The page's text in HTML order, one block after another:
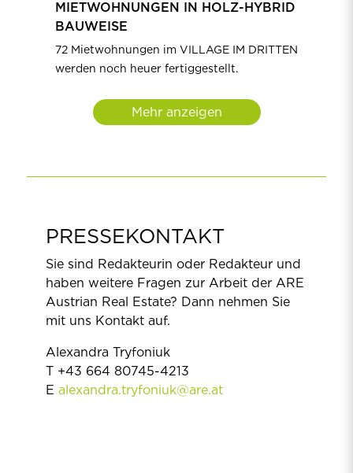
MIETWOHNUNGEN IN HOLZ-HYBRID
BAUWEISE
72 Mietwohnungen im VILLAGE IM DRITTEN
werden noch heuer fertiggestellt.
Mehr anzeigen
PRESSEKONTAKT
Sie sind Redakteurin oder Redakteur und
haben weitere Fragen zur Arbeit der ARE
Austrian Real Estate? Dann nehmen Sie
mit uns Kontakt auf.
Alexandra Tryfoniuk
T +43 664 80745-4213
E alexandra.tryfoniuk@are.at